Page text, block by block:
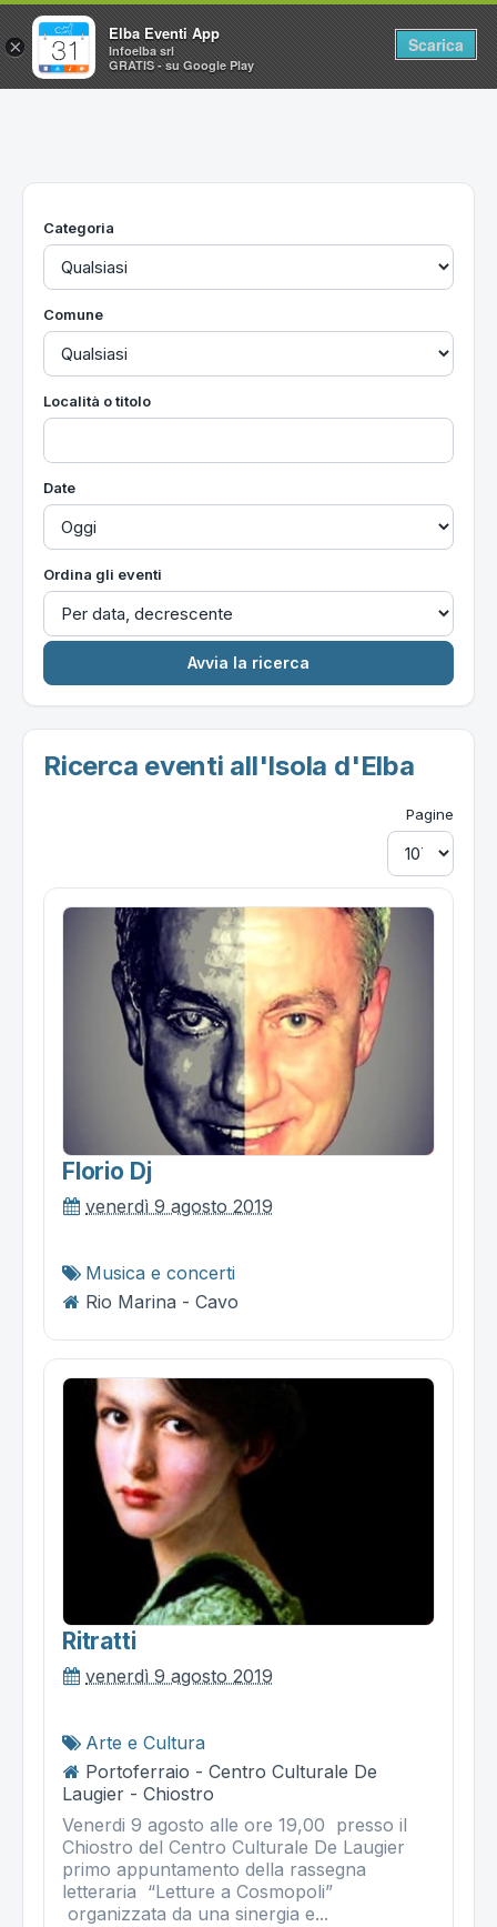
Home
Utilità
Categoria
Comune
Località o titolo
Date
Ordina gli eventi
Ricerca eventi all'Isola d'Elba
Pagine
Florio Dj
venerdì 9 agosto 2019
Musica e concerti
Rio Marina - Cavo
Ritratti
venerdì 9 agosto 2019
Arte e Cultura
Portoferraio - Centro Culturale De
Laugier - Chiostro
Venerdi 9 agosto alle ore 19,00 presso il
Chiostro del Centro Culturale De Laugier
primo appuntamento della rassegna
letteraria “Letture a Cosmopoli”
organizzata da una sinergia e...
×
Elba Eventi App
Infoelba srl
GRATIS - su Google Play
Scarica